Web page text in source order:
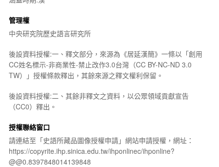
管理權
中央研究院歷史語言研究所
後設資料授權:一、釋文部分，來源為《居延漢簡》一條以「創用
CC姓名標示-非商業性-禁止改作3.0台灣（CC BY-NC-ND 3.0
TW）」授權條款釋出，其餘來源之釋文權利保留。
後設資料授權:二、其餘非釋文之資料，以公眾領域貢獻宣告
（CC0）釋出。
授權聯絡窗口
請連結至「史語所藏品圖像授權申請」網站申請授權，網址：
https://copyrite.ihp.sinica.edu.tw/ihponlinec/ihponline?
@@0.8397848014139848